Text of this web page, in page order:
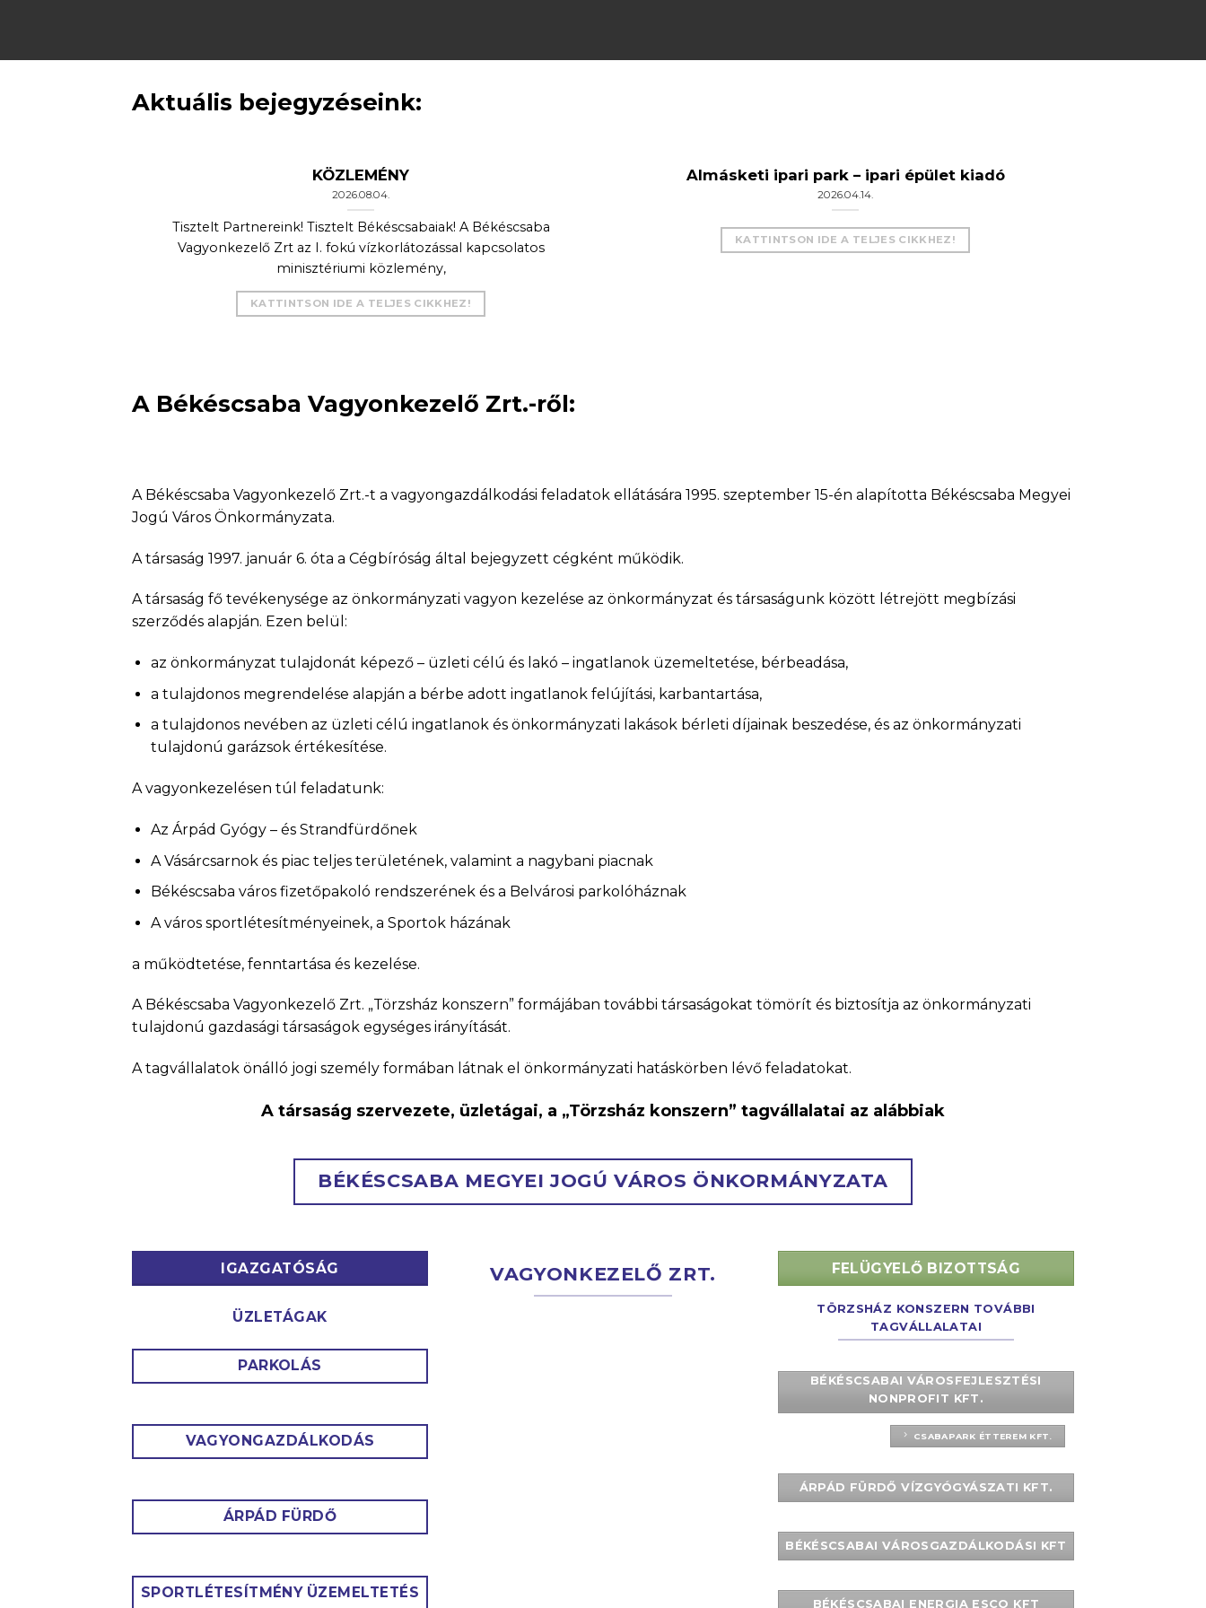
Aktuális bejegyzéseink:
KÖZLEMÉNY
2026.08.04.
Tisztelt Partnereink! Tisztelt Békéscsabaiak! A Békéscsaba
Vagyonkezelő Zrt az I. fokú vízkorlátozással kapcsolatos
minisztériumi közlemény,
KATTINTSON IDE A TELJES CIKKHEZ!
Almásketi ipari park – ipari épület kiadó
2026.04.14.
KATTINTSON IDE A TELJES CIKKHEZ!
A Békéscsaba Vagyonkezelő Zrt.-ről:
A Békéscsaba Vagyonkezelő Zrt.-t a vagyongazdálkodási feladatok ellátására 1995. szeptember 15-én alapította Békéscsaba Megyei
Jogú Város Önkormányzata.
A társaság 1997. január 6. óta a Cégbíróság által bejegyzett cégként működik.
A társaság fő tevékenysége az önkormányzati vagyon kezelése az önkormányzat és társaságunk között létrejött megbízási
szerződés alapján. Ezen belül:
az önkormányzat tulajdonát képező – üzleti célú és lakó – ingatlanok üzemeltetése, bérbeadása,
a tulajdonos megrendelése alapján a bérbe adott ingatlanok felújítási, karbantartása,
a tulajdonos nevében az üzleti célú ingatlanok és önkormányzati lakások bérleti díjainak beszedése, és az önkormányzati
tulajdonú garázsok értékesítése.
A vagyonkezelésen túl feladatunk:
Az Árpád Gyógy – és Strandfürdőnek
A Vásárcsarnok és piac teljes területének, valamint a nagybani piacnak
Békéscsaba város fizetőpakoló rendszerének és a Belvárosi parkolóháznak
A város sportlétesítményeinek, a Sportok házának
a működtetése, fenntartása és kezelése.
A Békéscsaba Vagyonkezelő Zrt. „Törzsház konszern” formájában további társaságokat tömörít és biztosítja az önkormányzati
tulajdonú gazdasági társaságok egységes irányítását.
A tagvállalatok önálló jogi személy formában látnak el önkormányzati hatáskörben lévő feladatokat.
A társaság szervezete, üzletágai, a „Törzsház konszern” tagvállalatai az alábbiak
BÉKÉSCSABA MEGYEI JOGÚ VÁROS ÖNKORMÁNYZATA
IGAZGATÓSÁG
ÜZLETÁGAK
PARKOLÁS
VAGYONGAZDÁLKODÁS
ÁRPÁD FÜRDŐ
SPORTLÉTESÍTMÉNY ÜZEMELTETÉS
VAGYONKEZELŐ ZRT. FELÜGYELŐ BIZOTTSÁG
TÖRZSHÁZ KONSZERN TOVÁBBI
TAGVÁLLALATAI
BÉKÉSCSABAI VÁROSFEJLESZTÉSI
NONPROFIT KFT.
CSABAPARK ÉTTEREM KFT.
ÁRPÁD FÜRDŐ VÍZGYÓGYÁSZATI KFT.
BÉKÉSCSABAI VÁROSGAZDÁLKODÁSI KFT
BÉKÉSCSABAI ENERGIA ESCO KFT